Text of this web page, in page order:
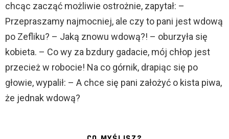
chcąc zacząć możliwie ostrożnie, zapytał: –
Przepraszamy najmocniej, ale czy to pani jest wdową
po Zefliku? – Jaką znowu wdową?! – oburzyła się
kobieta. – Co wy za bzdury gadacie, mój chłop jest
przecież w robocie! Na co górnik, drapiąc się po
głowie, wypalił: – A chce się pani założyć o kista piwa,
że jednak wdową?